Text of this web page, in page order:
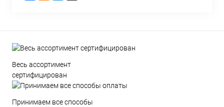
Весь ассортимент
сертифицирован
Принимаем все способы